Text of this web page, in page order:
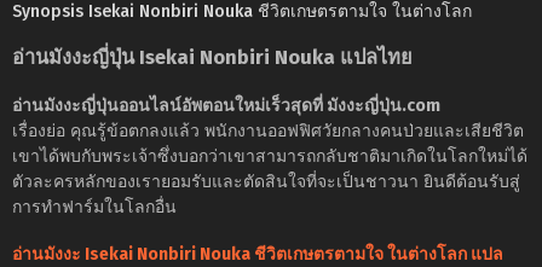
Synopsis Isekai Nonbiri Nouka ชีวิตเกษตรตามใจ ในต่างโลก
อ่านมังงะญี่ปุ่น Isekai Nonbiri Nouka แปลไทย
อ่านมังงะญี่ปุ่นออนไลน์อัพตอนใหม่เร็วสุดที่ มังงะญี่ปุ่น.com
เรื่องย่อ คุณรู้ข้อตกลงแล้ว พนักงานออฟฟิศวัยกลางคนป่วยและเสียชีวิต
เขาได้พบกับพระเจ้าซึ่งบอกว่าเขาสามารถกลับชาติมาเกิดในโลกใหม่ได้
ตัวละครหลักของเรายอมรับและตัดสินใจที่จะเป็นชาวนา ยินดีต้อนรับสู่
การทำฟาร์มในโลกอื่น
อ่านมังงะ Isekai Nonbiri Nouka ชีวิตเกษตรตามใจ ในต่างโลก แปล